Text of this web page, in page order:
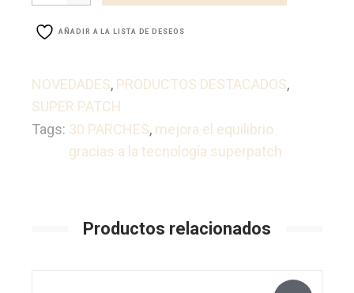
AÑADIR A LA LISTA DE DESEOS
NOVEDADES, PRODUCTOS DESTACADOS,
SUPER PATCH
Tags: 30 PARCHES, mejora el equilibrio
gracias a la tecnología superpatch
Productos relacionados